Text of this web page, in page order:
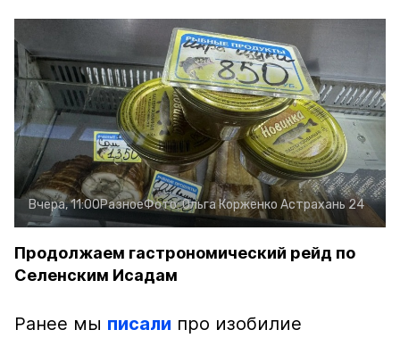
Вчера, 11:00РазноеФото:Ольга Корженко Астрахань 24
Продолжаем гастрономический рейд по
Селенским Исадам
Ранее мы писали про изобилие